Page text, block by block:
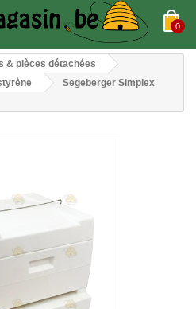
0
& pièces détachées
Segeberger Simplex